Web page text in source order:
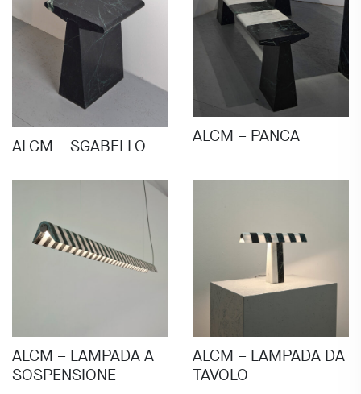
ALCM – SGABELLO ALCM – PANCA
ALCM – LAMPADA A
SOSPENSIONE
ALCM – LAMPADA DA
TAVOLO